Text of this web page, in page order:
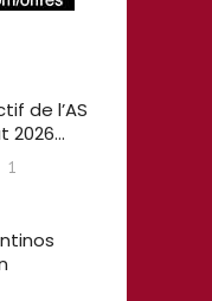
de l’AS
2026…
1